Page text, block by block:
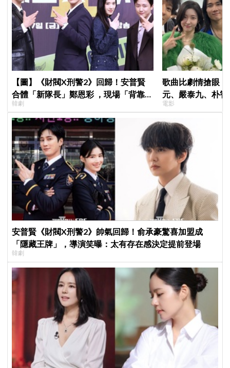
【圖】《財閥X刑警2》回歸！安普賢
合體「新隊長」鄭恩彩 ，現場「背靠背
比槍」霸氣爆棚
韓劇
歌曲比劇情搶眼
元、嚴泰九、朴
曲《Love Is》超
電影
安普賢《財閥X刑警2》帥氣回歸！俞承豪驚喜加盟成
「隱藏王牌」，導演笑曝：太有存在感決定提前登場
韓劇